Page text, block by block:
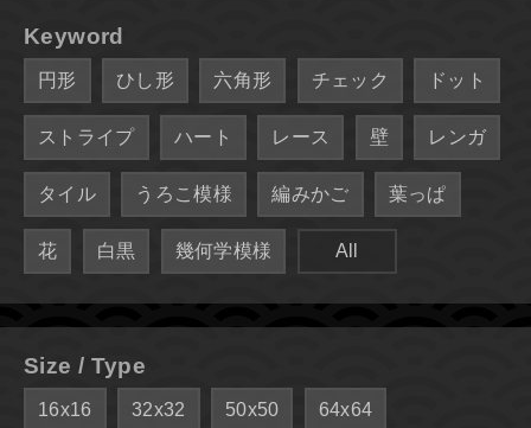
Keyword
円形 ひし形 六角形 チェック ドット
ストライプ ハート レース 壁 レンガ
タイル うろこ模様 編みかご 葉っぱ
花 白黒 幾何学模様 All
Size / Type
16x16 32x32 50x50 64x64